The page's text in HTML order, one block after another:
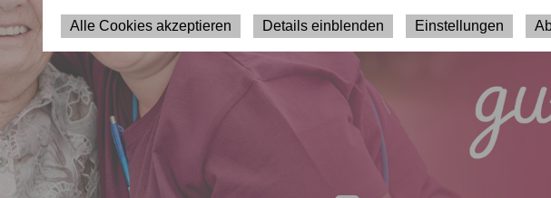
Alle Cookies akzeptieren Details einblenden Einstellungen